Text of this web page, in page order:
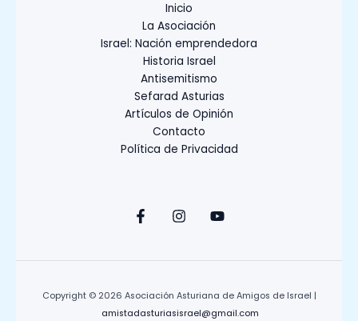
Inicio
La Asociación
Israel: Nación emprendedora
Historia Israel
Antisemitismo
Sefarad Asturias
Artículos de Opinión
Contacto
Política de Privacidad
Copyright © 2026 Asociación Asturiana de Amigos de Israel |
amistadasturiasisrael@gmail.com